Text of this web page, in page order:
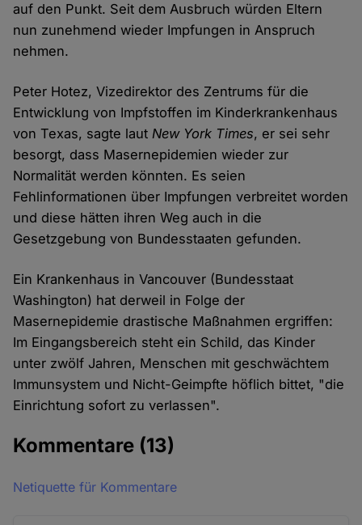
auf den Punkt. Seit dem Ausbruch würden Eltern
nun zunehmend wieder Impfungen in Anspruch
nehmen.
Peter Hotez, Vizedirektor des Zentrums für die
Entwicklung von Impfstoffen im Kinderkrankenhaus
von Texas, sagte lautNew York Times, er sei sehr
besorgt, dass Masernepidemien wieder zur
Normalität werden könnten. Es seien
Fehlinformationen über Impfungen verbreitet worden
und diese hätten ihren Weg auch in die
Gesetzgebung von Bundesstaaten gefunden.
Ein Krankenhaus in Vancouver (Bundesstaat
Washington) hat derweil in Folge der
Masernepidemie drastische Maßnahmen ergriffen:
Im Eingangsbereich steht ein Schild, das Kinder
unter zwölf Jahren, Menschen mit geschwächtem
Immunsystem und Nicht-Geimpfte höflich bittet, "die
Einrichtung sofort zu verlassen".
Kommentare (13)
Netiquette für Kommentare